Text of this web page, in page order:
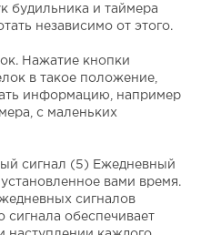
будильника и таймера
независимо от этого.
Нажатие кнопки
в такое положение,
информацию, например
с маленьких
сигнал (5) Ежедневный
вами время.
сигналов
сигнала обеспечивает